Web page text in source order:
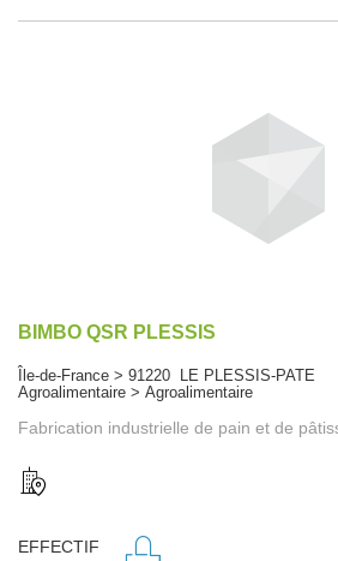
BIMBO QSR PLESSIS
Île-de-France > 91220 LE PLESSIS-PATE
Agroalimentaire > Agroalimentaire
Fabrication industrielle de pain et de
EFFECTIF